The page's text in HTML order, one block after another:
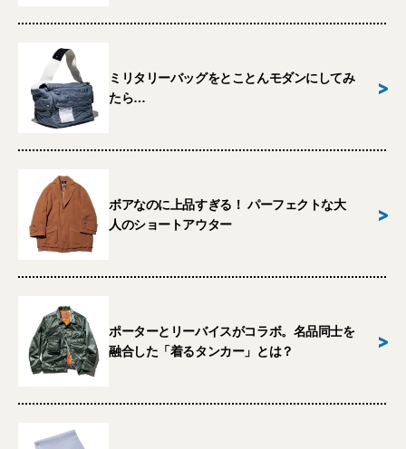
ミリタリーバッグをとことんモダンにしてみ
たら…
>
ボアなのに上品すぎる！ パーフェクトな大
人のショートアウター
>
ポーターとリーバイスがコラボ。名品同士を
融合した「着るタンカー」とは？
>